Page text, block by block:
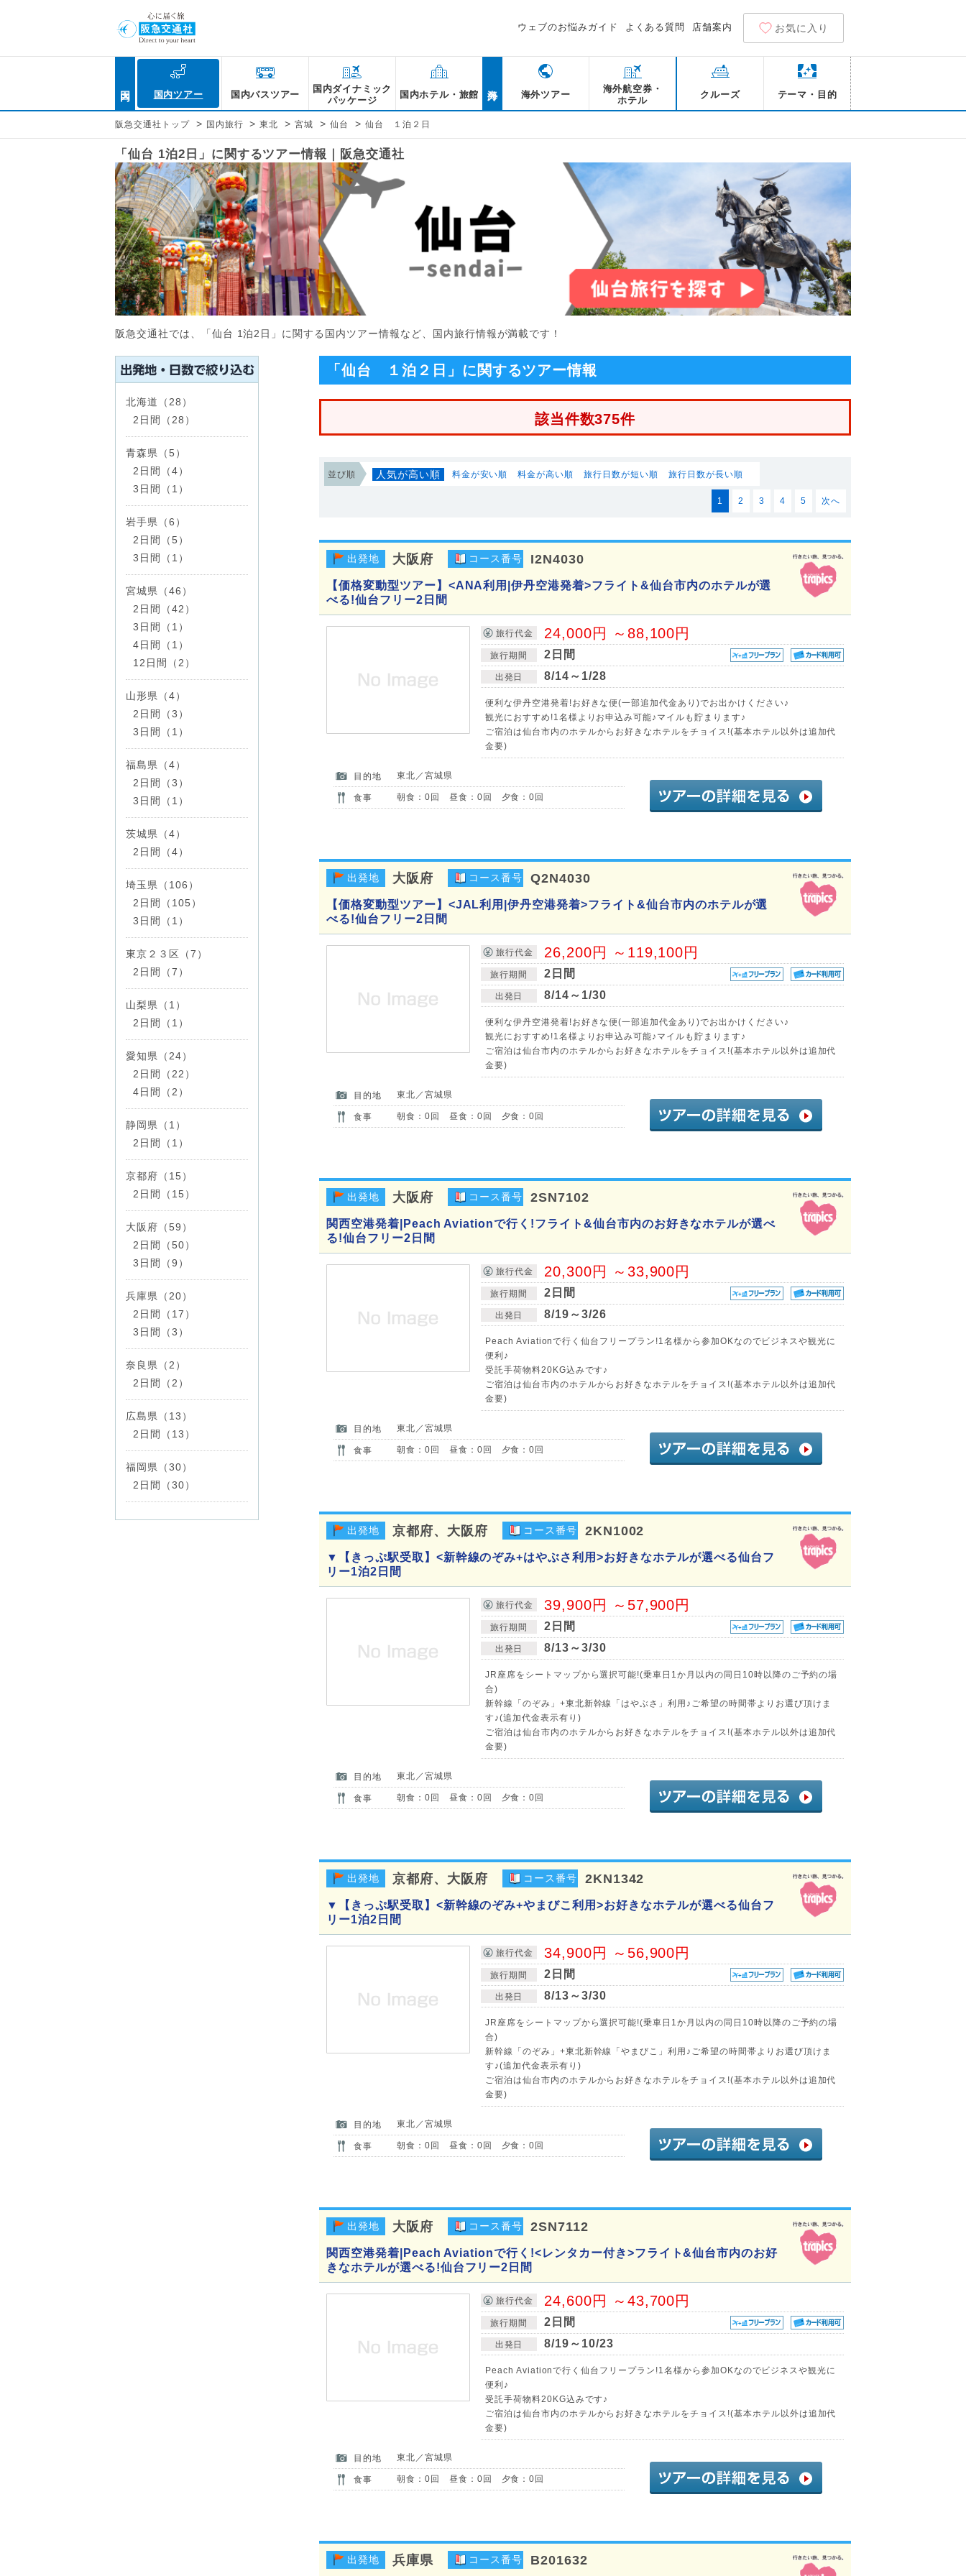
ウェブのお悩みガイド よくある質問 店舗案内 お気に入り
国内ツアー 国内バスツアー
国内ダイナミック
パッケージ
国内ホテル・旅館 海外ツアー
海外航空券・
ホテル
クルーズ テーマ・目的
阪急交通社トップ > 国内旅行 > 東北 > 宮城 > 仙台 > 仙台 １泊２日
「仙台 1泊2日」に関するツアー情報｜阪急交通社
阪急交通社では、「仙台 1泊2日」に関する国内ツアー情報など、国内旅行情報が満載です！
「仙台 １泊２日」に関するツアー情報
該当件数375件
並び順 人気が高い順 料金が安い順 料金が高い順 旅行日数が短い順 旅行日数が長い順
1 2 3 4 5 次へ
出発地 大阪府 コース番号 I2N4030
【価格変動型ツアー】<ANA利用|伊丹空港発着>フライト&仙台市内のホテルが選
べる!仙台フリー2日間
旅行代金 24,000円 ～88,100円
旅行期間 2日間
出発日 8/14～1/28
便利な伊丹空港発着!お好きな便(一部追加代金あり)でお出かけください♪
観光におすすめ!1名様よりお申込み可能♪マイルも貯まります♪
ご宿泊は仙台市内のホテルからお好きなホテルをチョイス!(基本ホテル以外は追加代
金要)
目的地 東北／宮城県
食事 朝食：0回 昼食：0回 夕食：0回
出発地 大阪府 コース番号 Q2N4030
【価格変動型ツアー】<JAL利用|伊丹空港発着>フライト&仙台市内のホテルが選
べる!仙台フリー2日間
旅行代金 26,200円 ～119,100円
旅行期間 2日間
出発日 8/14～1/30
便利な伊丹空港発着!お好きな便(一部追加代金あり)でお出かけください♪
観光におすすめ!1名様よりお申込み可能♪マイルも貯まります♪
ご宿泊は仙台市内のホテルからお好きなホテルをチョイス!(基本ホテル以外は追加代
金要)
目的地 東北／宮城県
食事 朝食：0回 昼食：0回 夕食：0回
出発地 大阪府 コース番号 2SN7102
関西空港発着|Peach Aviationで行く!フライト&仙台市内のお好きなホテルが選べ
る!仙台フリー2日間
旅行代金 20,300円 ～33,900円
旅行期間 2日間
出発日 8/19～3/26
Peach Aviationで行く仙台フリープラン!1名様から参加OKなのでビジネスや観光に
便利♪
受託手荷物料20KG込みです♪
ご宿泊は仙台市内のホテルからお好きなホテルをチョイス!(基本ホテル以外は追加代
金要)
目的地 東北／宮城県
食事 朝食：0回 昼食：0回 夕食：0回
出発地 京都府、大阪府 コース番号 2KN1002
▼【きっぷ駅受取】<新幹線のぞみ+はやぶさ利用>お好きなホテルが選べる仙台フ
リー1泊2日間
旅行代金 39,900円 ～57,900円
旅行期間 2日間
出発日 8/13～3/30
JR座席をシートマップから選択可能!(乗車日1か月以内の同日10時以降のご予約の場
合)
新幹線「のぞみ」+東北新幹線「はやぶさ」利用♪ご希望の時間帯よりお選び頂けま
す♪(追加代金表示有り)
ご宿泊は仙台市内のホテルからお好きなホテルをチョイス!(基本ホテル以外は追加代
金要)
目的地 東北／宮城県
食事 朝食：0回 昼食：0回 夕食：0回
出発地 京都府、大阪府 コース番号 2KN1342
▼【きっぷ駅受取】<新幹線のぞみ+やまびこ利用>お好きなホテルが選べる仙台フ
リー1泊2日間
旅行代金 34,900円 ～56,900円
旅行期間 2日間
出発日 8/13～3/30
JR座席をシートマップから選択可能!(乗車日1か月以内の同日10時以降のご予約の場
合)
新幹線「のぞみ」+東北新幹線「やまびこ」利用♪ご希望の時間帯よりお選び頂けま
す♪(追加代金表示有り)
ご宿泊は仙台市内のホテルからお好きなホテルをチョイス!(基本ホテル以外は追加代
金要)
目的地 東北／宮城県
食事 朝食：0回 昼食：0回 夕食：0回
出発地 大阪府 コース番号 2SN7112
関西空港発着|Peach Aviationで行く!<レンタカー付き>フライト&仙台市内のお好
きなホテルが選べる!仙台フリー2日間
旅行代金 24,600円 ～43,700円
旅行期間 2日間
出発日 8/19～10/23
Peach Aviationで行く仙台フリープラン!1名様から参加OKなのでビジネスや観光に
便利♪
受託手荷物料20KG込みです♪
ご宿泊は仙台市内のホテルからお好きなホテルをチョイス!(基本ホテル以外は追加代
金要)
目的地 東北／宮城県
食事 朝食：0回 昼食：0回 夕食：0回
出発地 兵庫県 コース番号 B201632
北海道（28）
2日間（28）
青森県（5）
2日間（4）
3日間（1）
岩手県（6）
2日間（5）
3日間（1）
宮城県（46）
2日間（42）
3日間（1）
4日間（1）
12日間（2）
山形県（4）
2日間（3）
3日間（1）
福島県（4）
2日間（3）
3日間（1）
茨城県（4）
2日間（4）
埼玉県（106）
2日間（105）
3日間（1）
東京２３区（7）
2日間（7）
山梨県（1）
2日間（1）
愛知県（24）
2日間（22）
4日間（2）
静岡県（1）
2日間（1）
京都府（15）
2日間（15）
大阪府（59）
2日間（50）
3日間（9）
兵庫県（20）
2日間（17）
3日間（3）
奈良県（2）
2日間（2）
広島県（13）
2日間（13）
福岡県（30）
2日間（30）